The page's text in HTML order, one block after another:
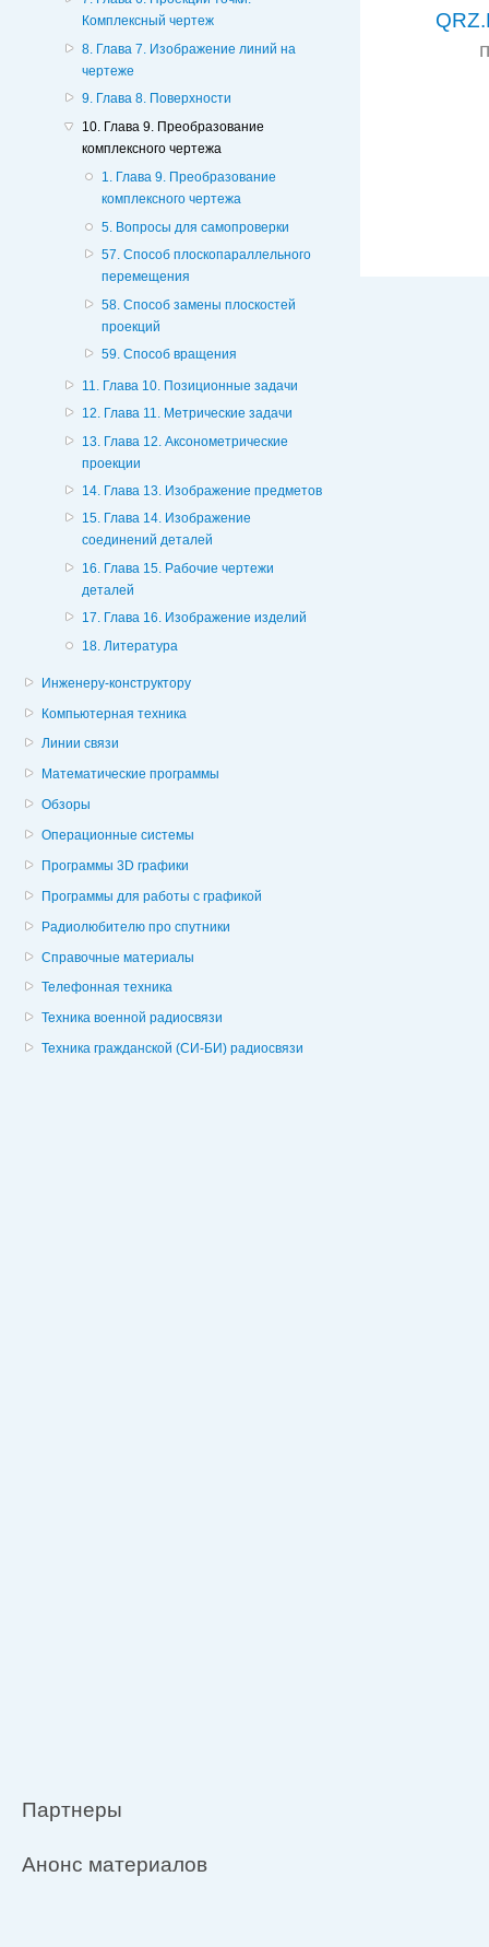
Комплексный чертеж
8. Глава 7. Изображение линий на
чертеже
9. Глава 8. Поверхности
10. Глава 9. Преобразование
комплексного чертежа
1. Глава 9. Преобразование
комплексного чертежа
5. Вопросы для самопроверки
57. Способ плоскопараллельного
перемещения
58. Способ замены плоскостей
проекций
59. Способ вращения
11. Глава 10. Позиционные задачи
12. Глава 11. Метрические задачи
13. Глава 12. Аксонометрические
проекции
14. Глава 13. Изображение предметов
15. Глава 14. Изображение
соединений деталей
16. Глава 15. Рабочие чертежи
деталей
17. Глава 16. Изображение изделий
18. Литература
Инженеру-конструктору
Компьютерная техника
Линии связи
Математические программы
Обзоры
Операционные системы
Программы 3D графики
Программы для работы с графикой
Радиолюбителю про спутники
Справочные материалы
Телефонная техника
Техника военной радиосвязи
Техника гражданской (СИ-БИ) радиосвязи
Партнеры
Анонс материалов